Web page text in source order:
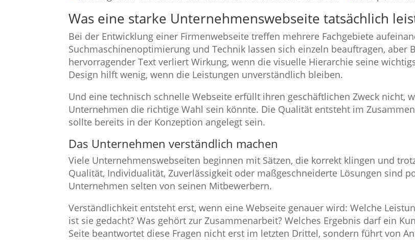
Was eine starke Unternehmenswebseite tatsächlich
Bei der Entwicklung einer Firmenwebseite treffen mehrere Fachgebiete
Suchmaschinenoptimierung und Technik lassen sich einzeln beauftragen, aber
hervorragender Text verliert Wirkung, wenn die visuelle Hierarchie seine
Design hilft wenig, wenn die Leistungen unverständlich bleiben.
Und eine technisch schnelle Webseite erfüllt ihren geschäftlichen Zweck nicht,
Unternehmen die richtige Wahl sein könnte. Die Qualität entsteht im
sollte bereits in der Konzeption angelegt sein.
Das Unternehmen verständlich machen
Viele Unternehmenswebseiten beginnen mit Sätzen, die korrekt klingen und
Qualität, Individualität, Zuverlässigkeit oder maßgeschneiderte Lösungen sind
Unternehmen selten von seinen Mitbewerbern.
Verständlichkeit entsteht erst, wenn eine Webseite genauer wird: Welche
ist sie gedacht? Was gehört zur Zusammenarbeit? Welches Ergebnis darf ein
Seite beantwortet diese Fragen nicht erst im letzten Drittel, sondern führt von